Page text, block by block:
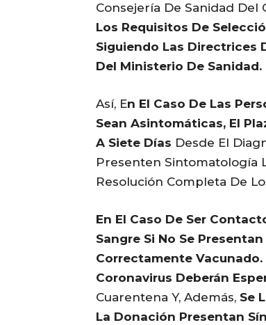
Consejería De Sanidad Del
Los Requisitos De
Siguiendo Las Directrices
Del Ministerio De Sanidad.
Así, EN El Caso De Las
Sean Asintomáticas, El
A Siete Días Desde El
Presenten Sintomatología
Resolución Completa De
En El Caso De Ser
Sangre Si No Se
Correctamente Vacunado.
Coronavirus Deberán
Cuarentena Y, Además, Se
La Donación Presentan